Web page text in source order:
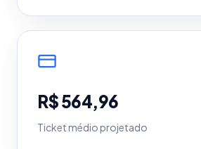
R$ 564,96
Ticket médio projetado